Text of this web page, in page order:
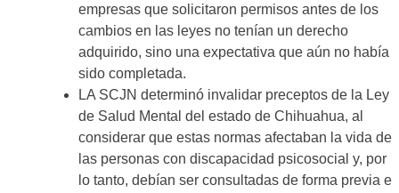
empresas que solicitaron permisos antes de los
cambios en las leyes no tenían un derecho
adquirido, sino una expectativa que aún no había
sido completada.
LA SCJN determinó invalidar preceptos de la Ley
de Salud Mental del estado de Chihuahua, al
considerar que estas normas afectaban la vida de
las personas con discapacidad psicosocial y, por
lo tanto, debían ser consultadas de forma previa e